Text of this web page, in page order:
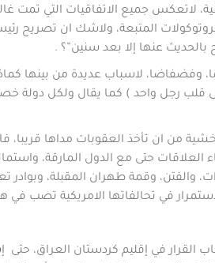
لاتعكس جميع الاتفاقيات التي
المتبعة، ولاشك ان تصريح رئيس
عنها إلا بعد سنين”؟ .
وفضفاضا، لاسباب عديدة من بينها
قلب رجل واحد ) كما يقال ولكل دولة
من ان تأخذ العقوبات مداها
حتى مع الدول المارقة،
وقمة طهران المقبلة، وبوادر
في تحالفاتها الامريكية تصب في
القرار في إقليم كردستان العراق،